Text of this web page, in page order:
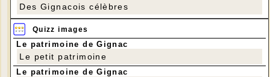
Des Gignacois célèbres
Quizz images
Le patrimoine de Gignac
Le petit patrimoine
Le patrimoine de Gignac